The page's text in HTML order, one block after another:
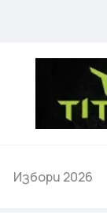
Избори 2026